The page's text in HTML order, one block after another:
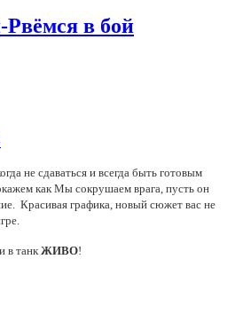
в бой
не сдаваться и всегда быть готовым
как Мы сокрушаем врага, пусть он
Красивая графика, новый сюжет вас не
в танкЖИВО!